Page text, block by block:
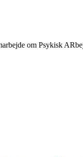
om Psykisk